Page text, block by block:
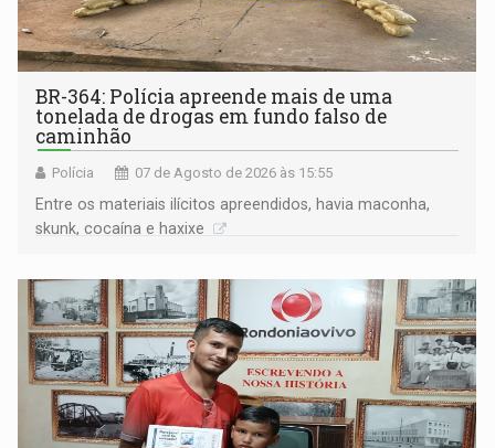
BR-364: Polícia apreende mais de uma
tonelada de drogas em fundo falso de
caminhão
Polícia 07 de Agosto de 2026 às 15:55
Entre os materiais ilícitos apreendidos, havia maconha,
skunk, cocaína e haxixe